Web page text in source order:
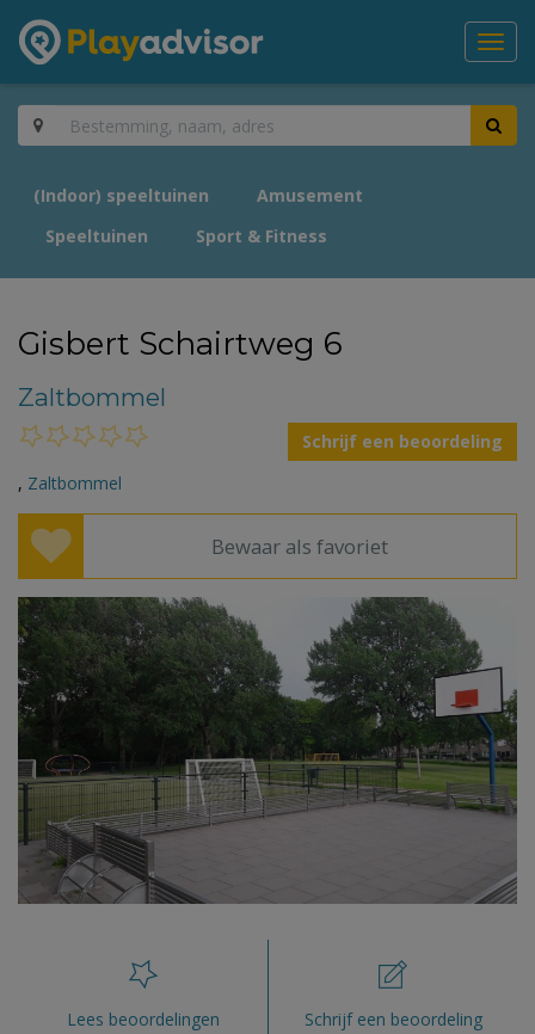
(Indoor) speeltuinen
Amusement
Speeltuinen
Sport & Fitness
Gisbert Schairtweg 6
Zaltbommel
Schrijf een beoordeling
, Zaltbommel
Bewaar als favoriet
Lees beoordelingen Schrijf een beoordeling